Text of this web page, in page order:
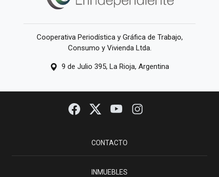
Cooperativa Periodística y Gráfica de Trabajo,
Consumo y Vivienda Ltda.
9 de Julio 395, La Rioja, Argentina
CONTACTO
INMUEBLES